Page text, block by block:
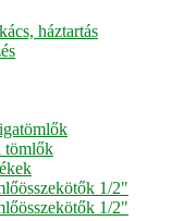
háztartás
tömlők
1/2"
1/2"